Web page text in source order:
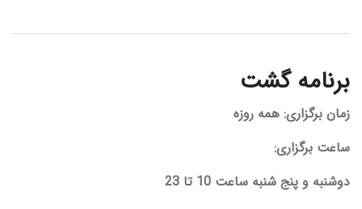
برنامه گشت
زمان برگزاری: همه روزه
ساعت برگزاری:
دوشنبه و پنج شنبه ساعت 10 تا 23